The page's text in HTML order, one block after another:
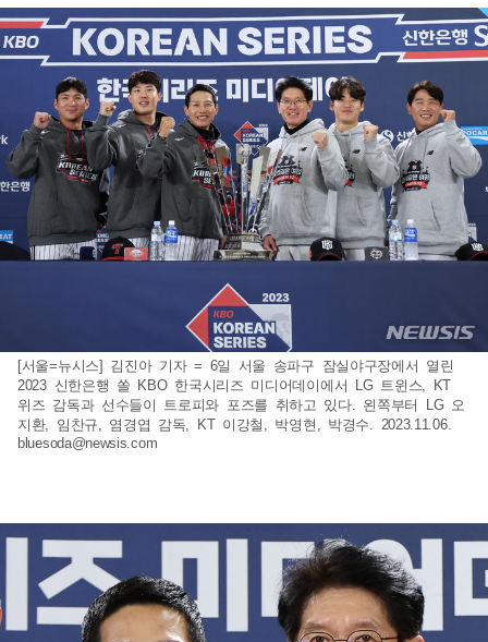
[서울=뉴시스] 김진아 기자 = 6일 서울 송파구 잠실야구장에서 열린
2023 신한은행 쏠 KBO 한국시리즈 미디어데이에서 LG 트윈스, KT
위즈 감독과 선수들이 트로피와 포즈를 취하고 있다. 왼쪽부터 LG 오
지환, 임찬규, 염경엽 감독, KT 이강철, 박영현, 박경수. 2023.11.06.
bluesoda@newsis.com